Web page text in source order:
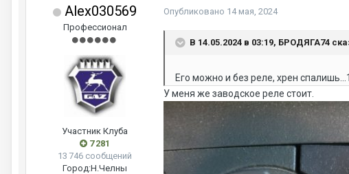
Alex030569
Профессионал
Участник Клуба
7 281
13 746 сообщений
Город:Н.Челны
Опубликовано 14 мая, 2024
В 14.05.2024 в 03:19, БРОДЯГА74
Его можно и без реле, хрен
У меня же заводское реле стоит.